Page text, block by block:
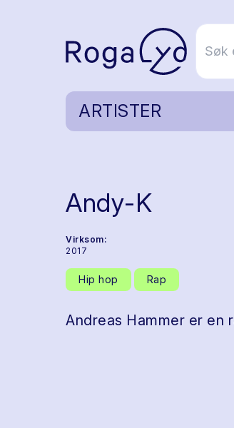
ARTISTER
Andy-K
Virksom:
2017
Hip hop Rap
Andreas Hammer er en